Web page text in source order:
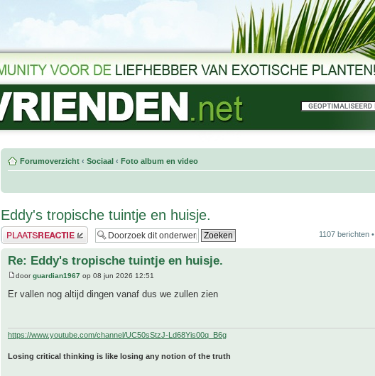
Forumoverzicht ‹ Sociaal ‹ Foto album en video
Eddy's tropische tuintje en huisje.
Plaats een reactie 1107 berichten •
Re: Eddy's tropische tuintje en huisje.
doorguardian1967 op 08 jun 2026 12:51
Er vallen nog altijd dingen vanaf dus we zullen zien
https://www.youtube.com/channel/UC50sStzJ-Ld68Yis00q_B6g
Losing critical thinking is like losing any notion of the truth